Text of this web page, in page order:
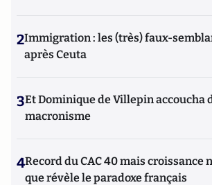
2Immigration : les (très) faux-
après Ceuta
3Et Dominique de Villepin accoucha
macronisme
4Record du CAC 40 mais croissance
que révèle le paradoxe français